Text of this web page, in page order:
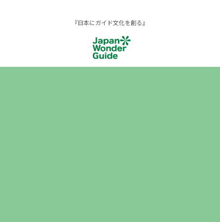
『日本にガイド文化を創る』